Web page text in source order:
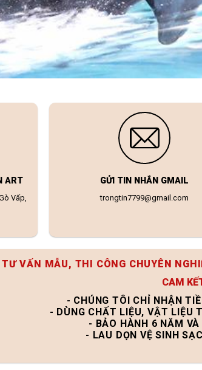
ART
Vấp,
GỬI TIN NHẮN GMAIL
trongtin7799@gmail.com
VẤN MẪU, THI CÔNG CHUYÊN
CAM
- CHÚNG TÔI CHỈ NHẬN
- DÙNG CHẤT LIỆU, VẬT LIỆU
- BẢO HÀNH 6 NĂM
- LAU DỌN VỆ SINH